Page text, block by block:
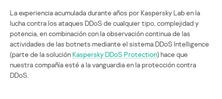
La experiencia acumulada durante años por Kaspersky Lab en la
lucha contra los ataques DDoS de cualquier tipo, complejidad y
potencia, en combinación con la observación continua de las
actividades de las botnets mediante el sistema DDoS Intelligence
(parte de la soluciónKaspersky DDoS Protection) hace que
nuestra compañía esté a la vanguardia en la protección contra
DDoS.